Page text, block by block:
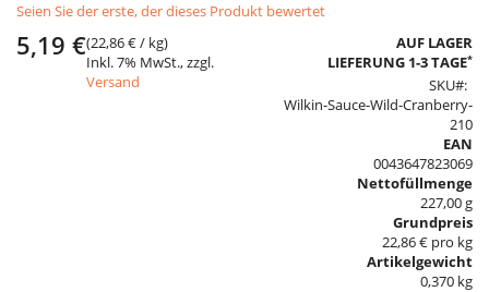
to
the
beginning
Seien Sie der erste, der dieses Produkt bewertet
5,19 €(22,86 €/ kg)
Inkl. 7% MwSt., zzgl.
Versand
AUF LAGER
LIEFERUNG 1-3 TAGE*
SKU
Wilkin-Sauce-Wild-Cranberry-
210
EAN
0043647823069
Nettofüllmenge
227,00 g
Grundpreis
22,86 € pro kg
Artikelgewicht
0,370 kg